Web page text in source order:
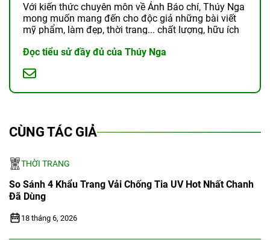
Với kiến thức chuyên môn về Ảnh Báo chí, Thúy Nga
mong muốn mang đến cho độc giả những bài viết
mỹ phẩm, làm đẹp, thời trang... chất lượng, hữu ích
Đọc tiểu sử đầy đủ của Thúy Nga
CÙNG TÁC GIẢ
THỜI TRANG
So Sánh 4 Khẩu Trang Vải Chống Tia UV Hot Nhất Chanh
Đã Dùng
18 tháng 6, 2026